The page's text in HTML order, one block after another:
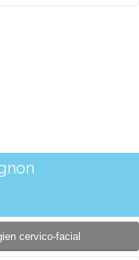
cervico-facial